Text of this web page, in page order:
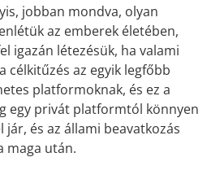
jobban mondva, olyan
az emberek életében,
igazán létezésük, ha valami
célkitűzés az egyik legfőbb
platformoknak, és ez a
egy privát platformtól könnyen
és az állami beavatkozás
maga után.